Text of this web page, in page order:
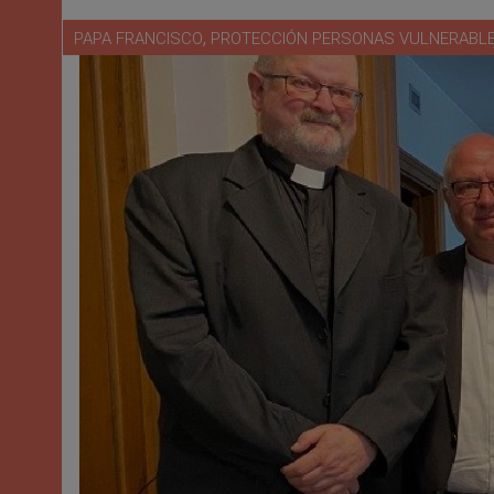
PAPA FRANCISCO, PROTECCIÓN PERSONAS